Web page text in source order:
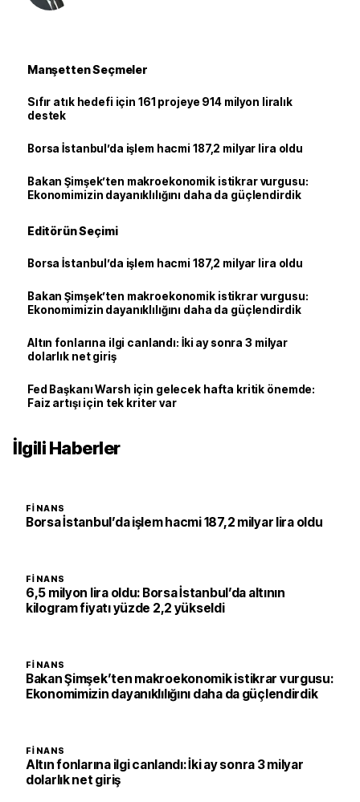
Manşetten Seçmeler
Sıfır atık hedefi için 161 projeye 914 milyon liralık
destek
Borsa İstanbul’da işlem hacmi 187,2 milyar lira oldu
Bakan Şimşek’ten makroekonomik istikrar vurgusu:
Ekonomimizin dayanıklılığını daha da güçlendirdik
Editörün Seçimi
Borsa İstanbul’da işlem hacmi 187,2 milyar lira oldu
Bakan Şimşek’ten makroekonomik istikrar vurgusu:
Ekonomimizin dayanıklılığını daha da güçlendirdik
Altın fonlarına ilgi canlandı: İki ay sonra 3 milyar
dolarlık net giriş
Fed Başkanı Warsh için gelecek hafta kritik önemde:
Faiz artışı için tek kriter var
İlgili Haberler
FINANS
Borsa İstanbul’da işlem hacmi 187,2 milyar lira oldu
FINANS
6,5 milyon lira oldu: Borsa İstanbul’da altının
kilogram fiyatı yüzde 2,2 yükseldi
FINANS
Bakan Şimşek’ten makroekonomik istikrar vurgusu:
Ekonomimizin dayanıklılığını daha da güçlendirdik
FINANS
Altın fonlarına ilgi canlandı: İki ay sonra 3 milyar
dolarlık net giriş